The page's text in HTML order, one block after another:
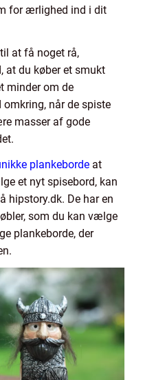
for ærlighed ind i dit
at få noget rå,
at du køber et smukt
minder om de
når de spiste
masser af gode
plankeborde at
et nyt spisebord, kan
hipstory.dk. De har en
som du kan vælge
plankeborde, der